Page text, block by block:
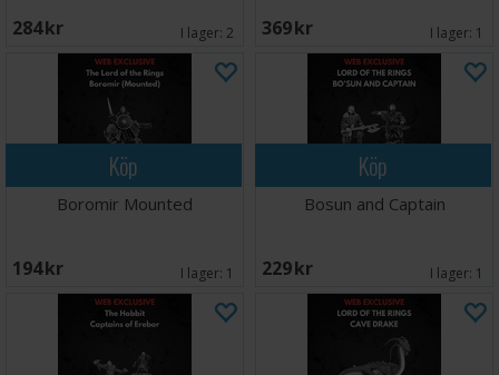
284 SEK I lager: 2 369 SEK I lager: 1
Köp
Boromir Mounted
194 SEK I lager: 1
Köp
Bosun and Captain
229 SEK I lager: 1